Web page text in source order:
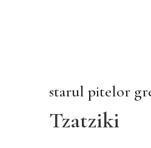
starul pitelor
Tzatziki